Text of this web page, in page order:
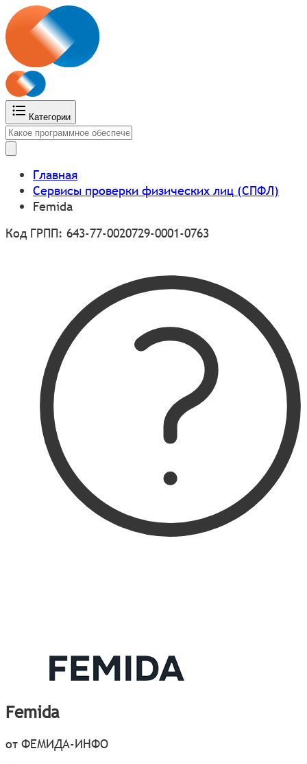
Категории
Главная
Сервисы проверки физических лиц (СПФЛ)
Femida
Код ГРПП: 643-77-0020729-0001-0763
Femida
от ФЕМИДА-ИНФО